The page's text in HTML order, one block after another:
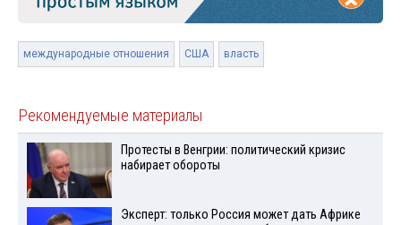
международные отношения США власть
Рекомендуемые материалы
Протесты в Венгрии: политический кризис
набирает обороты
Эксперт: только Россия может дать Африке